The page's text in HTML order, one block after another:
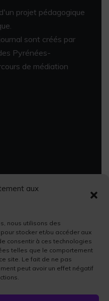
aux
nous utilisons des
stocker et/ou accéder aux
consentir à ces technologies
telles que le comportement
site. Le fait de ne pas
peut avoir un effet négatif
projet pédagogique
sont créés par
Pyrénées-
de médiation